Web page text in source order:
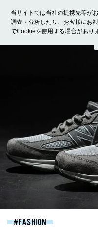
当サイトでは当社の提携先等が
調査・分析したり、お客様にお
でCookieを使用する場合があり
ホーム モデル募集 ラ
FASHION